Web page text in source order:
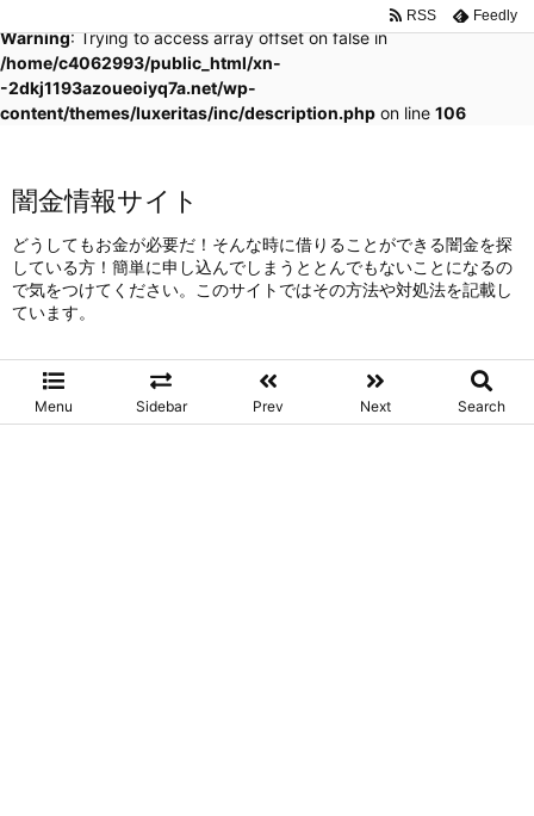
Warning: Trying to access array offset on false in
/home/c4062993/public_html/xn-
-2dkj1193azoueoiyq7a.net/wp-
content/themes/luxeritas/inc/description.php on line 106
闇金情報サイト
どうしてもお金が必要だ！そんな時に借りることができる闇金を探
している方！簡単に申し込んでしまうととんでもないことになるの
で気をつけてください。このサイトではその方法や対処法を記載し
ています。
Menu Sidebar Prev Next Search
RSS Feedly